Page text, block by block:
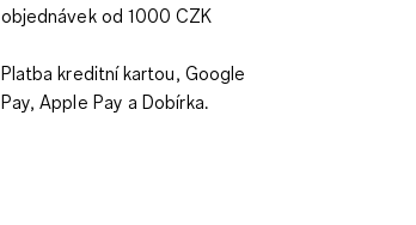
objednávek od 1000 CZK
Platba kreditní kartou, Google
Pay, Apple Pay a Dobírka.